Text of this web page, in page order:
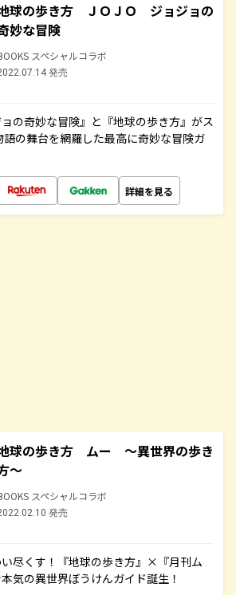
球の歩き方 ＪＯＪＯ ジョジョの
妙な冒険
スペシャルコラボ
発売
の奇妙な冒険』と『地球の歩き方』がス
語の舞台を網羅した最高に奇妙な冒険ガ
詳細を見る
球の歩き方 ムー ～異世界の歩き
～
スペシャルコラボ
発売
尽くす！『地球の歩き方』×『月刊ム
気の異世界ぼうけんガイド誕生！